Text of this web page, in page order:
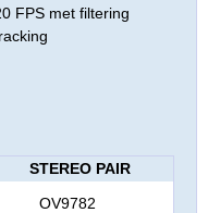
FPS met filtering
STEREO PAIR
OV9782